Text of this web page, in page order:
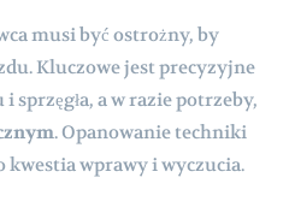
musi być ostrożny, by
Kluczowe jest precyzyjne
sprzęgła, a w razie potrzeby,
. Opanowanie techniki
wprawy i wyczucia.